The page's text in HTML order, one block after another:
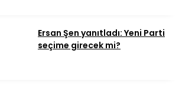
Ersan Şen yanıtladı: Yeni Parti
seçime girecek mi?